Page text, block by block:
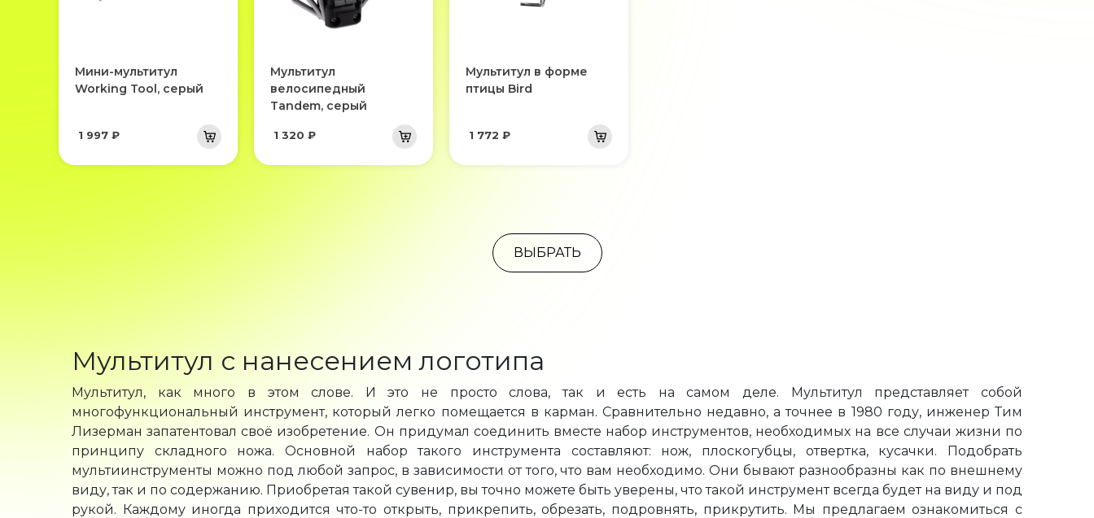
Мини-мультитул
Working Tool, серый
1 997 ₽
Мультитул
велосипедный
Tandem, серый
1 320 ₽
Мультитул в форме
птицы Bird
1 772 ₽
ВЫБРАТЬ
Мультитул с нанесением логотипа
Мультитул, как много в этом слове. И это не просто слова, так и есть на самом деле. Мультитул представляет собой
многофункциональный инструмент, который легко помещается в карман. Сравнительно недавно, а точнее в 1980 году, инженер Тим
Лизерман запатентовал своё изобретение. Он придумал соединить вместе набор инструментов, необходимых на все случаи жизни по
принципу складного ножа. Основной набор такого инструмента составляют: нож, плоскогубцы, отвертка, кусачки. Подобрать
мультиинструменты можно под любой запрос, в зависимости от того, что вам необходимо. Они бывают разнообразны как по внешнему
виду, так и по содержанию. Приобретая такой сувенир, вы точно можете быть уверены, что такой инструмент всегда будет на виду и под
рукой. Каждому иногда приходится что-то открыть, прикрепить, обрезать, подровнять, прикрутить. Мы предлагаем ознакомиться с